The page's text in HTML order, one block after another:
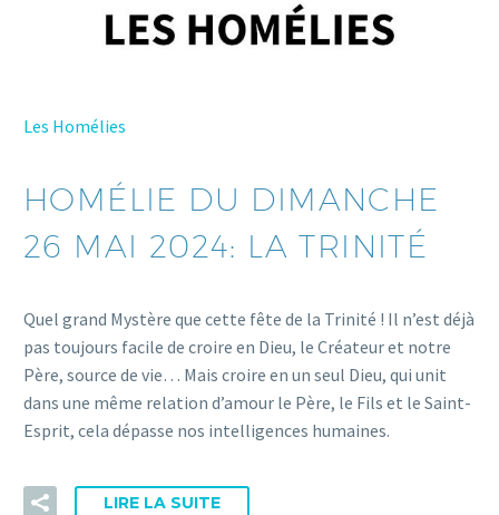
Les Homélies
HOMÉLIE DU DIMANCHE
26 MAI 2024: LA TRINITÉ
Quel grand Mystère que cette fête de la Trinité ! Il n’est déjà
pas toujours facile de croire en Dieu, le Créateur et notre
Père, source de vie… Mais croire en un seul Dieu, qui unit
dans une même relation d’amour le Père, le Fils et le Saint-
Esprit, cela dépasse nos intelligences humaines.
LIRE LA SUITE